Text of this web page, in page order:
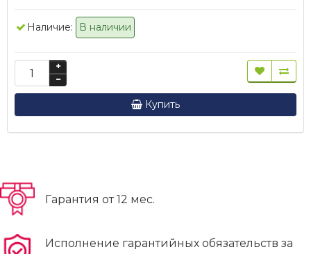
Наличие: В наличии
Купить
Гарантия от 12 мес.
Исполнение гарантийных обязательств за